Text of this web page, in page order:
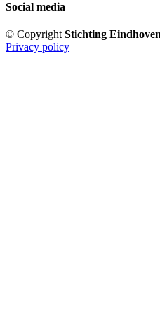
Social media
© CopyrightStichting
Privacy policy